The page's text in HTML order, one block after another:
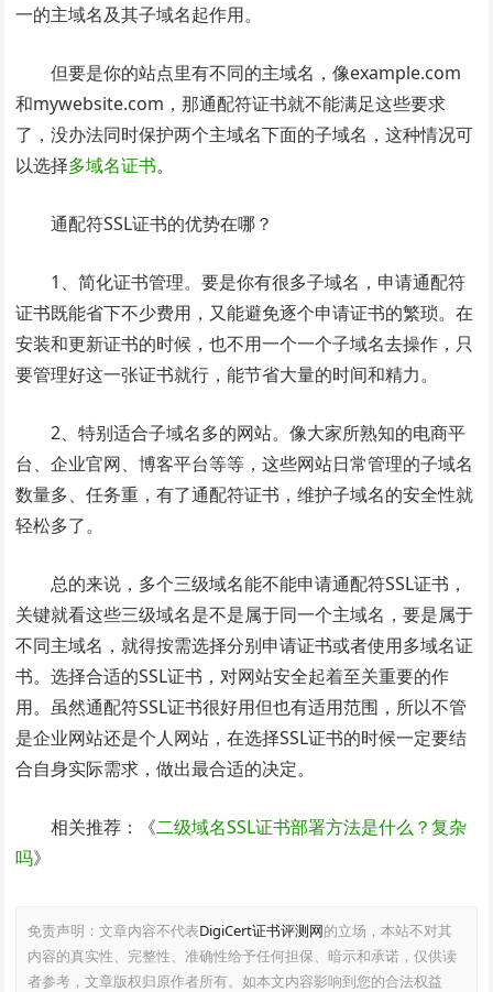
一的主域名及其子域名起作用。
但要是你的站点里有不同的主域名，像example.com
和mywebsite.com，那通配符证书就不能满足这些要求
了，没办法同时保护两个主域名下面的子域名，这种情况可
以选择多域名证书。
通配符SSL证书的优势在哪？
1、简化证书管理。要是你有很多子域名，申请通配符
证书既能省下不少费用，又能避免逐个申请证书的繁琐。在
安装和更新证书的时候，也不用一个一个子域名去操作，只
要管理好这一张证书就行，能节省大量的时间和精力。​
2、特别适合子域名多的网站。像大家所熟知的电商平
台、企业官网、博客平台等等，这些网站日常管理的子域名
数量多、任务重，有了通配符证书，维护子域名的安全性就
轻松多了。​
总的来说，多个三级域名能不能申请通配符SSL证书，
关键就看这些三级域名是不是属于同一个主域名，要是属于
不同主域名，就得按需选择分别申请证书或者使用多域名证
书。选择合适的SSL证书，对网站安全起着至关重要的作
用。虽然通配符SSL证书很好用但也有适用范围，所以不管
是企业网站还是个人网站，在选择SSL证书的时候一定要结
合自身实际需求，做出最合适的决定。​
相关推荐：《二级域名SSL证书部署方法是什么？复杂
吗》
免责声明：文章内容不代表DigiCert证书评测网的立场，本站不对其
内容的真实性、完整性、准确性给予任何担保、暗示和承诺，仅供读
者参考，文章版权归原作者所有。如本文内容影响到您的合法权益